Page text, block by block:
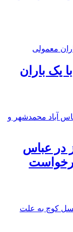
یک باران
در عباس